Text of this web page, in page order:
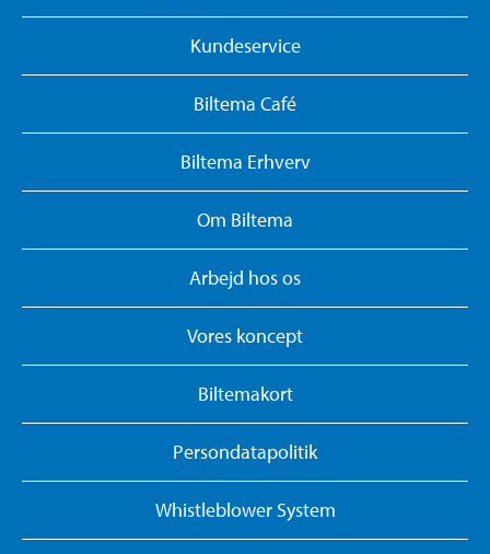
Kundeservice
Biltema Café
Biltema Erhverv
Om Biltema
Arbejd hos os
Vores koncept
Biltemakort
Persondatapolitik
Whistleblower System